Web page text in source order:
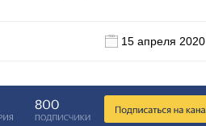
15 апреля 2020